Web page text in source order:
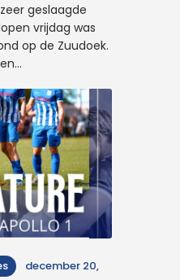
geslaagde
vrijdag was
op de Zuudoek.
december 20,